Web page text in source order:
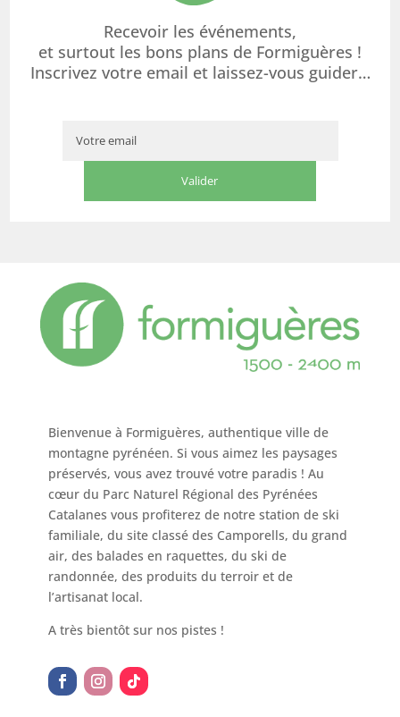
Recevoir les événements,
et surtout les bons plans de Formiguères !
Inscrivez votre email et laissez-vous guider…
Bienvenue à Formiguères, authentique ville de
montagne pyrénéen. Si vous aimez les paysages
préservés, vous avez trouvé votre paradis ! Au
cœur du Parc Naturel Régional des Pyrénées
Catalanes vous profiterez de notre station de ski
familiale, du site classé des Camporells, du grand
air, des balades en raquettes, du ski de
randonnée, des produits du terroir et de
l’artisanat local.
A très bientôt sur nos pistes !